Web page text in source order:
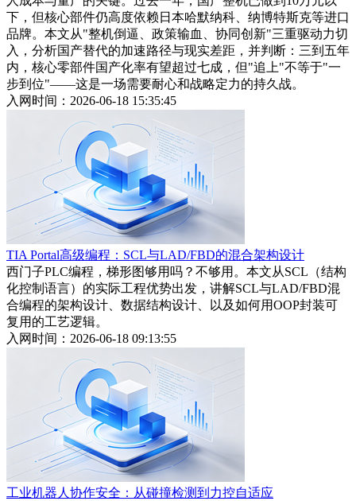
下，但核心部件仍高度依赖日本哈默纳科、纳博特斯克等进口
品牌。本文从"整机倒逼、政策输血、协同创新"三重驱动力切
入，分析国产替代的加速路径与现实差距，并判断：三到五年
内，核心零部件国产化率有望超过七成，但"追上"不等于"一
步到位"——这是一场需要耐心和战略定力的持久战。
入网时间：2026-06-18 15:35:45
TIA Portal高级编程：SCL与LAD/FBD的混合架构设计
西门子PLC编程，梯形图够用吗？不够用。本文从SCL（结构
化控制语言）的实际工程优势出发，讲解SCL与LAD/FBD混
合编程的架构设计、数据结构设计、以及如何用OOP封装可
复用的工艺逻辑。
入网时间：2026-06-18 09:13:55
工业机器人协作安全：从碰撞检测到力控自适应